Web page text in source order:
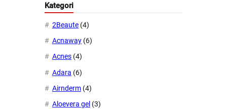
Kategori
2Beaute (4)
Acnaway (6)
Acnes (4)
Adara (6)
Airnderm (4)
Aloevera gel (3)